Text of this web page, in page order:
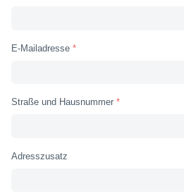
E-Mailadresse
Straße und Hausnummer
Adresszusatz